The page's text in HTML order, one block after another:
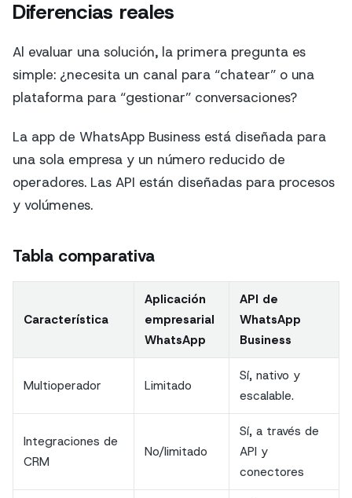
Diferencias reales
Al evaluar una solución, la primera pregunta es
simple: ¿necesita un canal para “chatear” o una
plataforma para “gestionar” conversaciones?
La app de WhatsApp Business está diseñada para
una sola empresa y un número reducido de
operadores. Las API están diseñadas para procesos
y volúmenes.
Tabla comparativa
Característica
Aplicación
empresarial
WhatsApp
API de
WhatsApp
Business
Multioperador Limitado
Sí, nativo y
escalable.
Integraciones de
CRM
No/limitado
Sí, a través de
API y
conectores